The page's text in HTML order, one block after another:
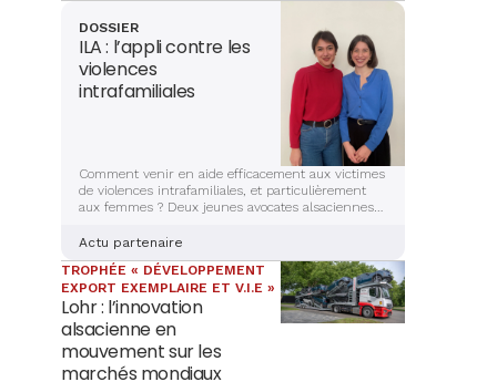
Kugler évoque les grands chantiers
qui façonnent l’avenir énergétique
de l’Alsace, entre innovation,
investissements et ancrage
territorial.
DOSSIER
ILA : l’appli contre les
violences
intrafamiliales
Comment venir en aide efficacement aux victimes
de violences intrafamiliales, et particulièrement
aux femmes ? Deux jeunes avocates alsaciennes
création d’une application sécurisée et complète,
qui aidera les victimes à s’en sortir. Récit et
explications.
Actu partenaire
TROPHÉE « DÉVELOPPEMENT
EXPORT EXEMPLAIRE ET V.I.E »
Lohr : l’innovation
alsacienne en
mouvement sur les
marchés mondiaux